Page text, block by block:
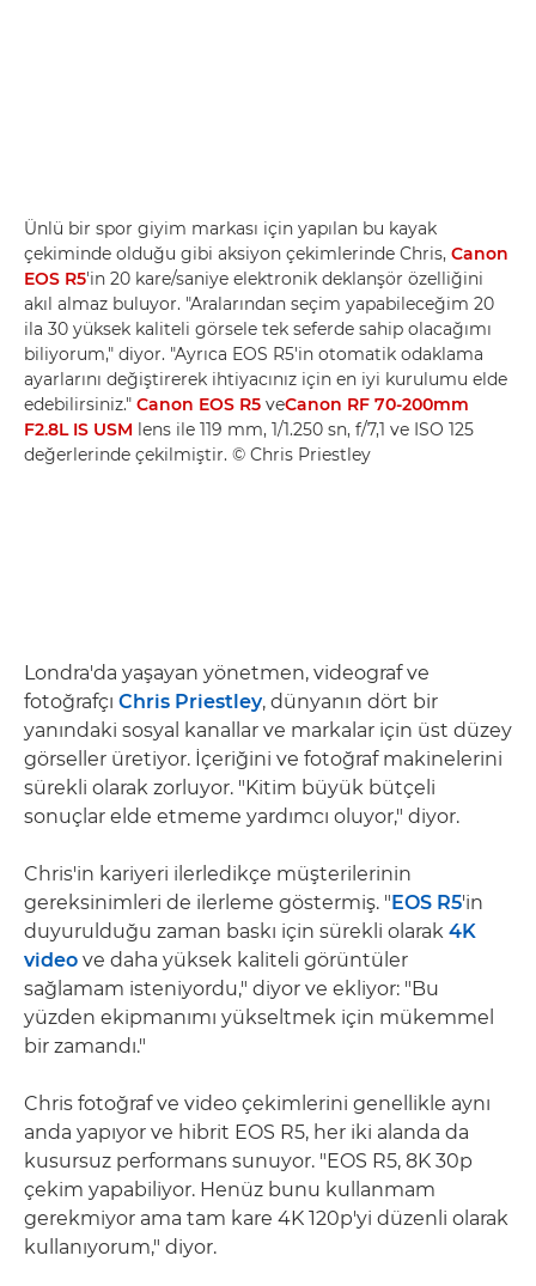
Ünlü bir spor giyim markası için yapılan bu kayak
çekiminde olduğu gibi aksiyon çekimlerinde Chris, Canon
EOS R5'in 20 kare/saniye elektronik deklanşör özelliğini
akıl almaz buluyor. "Aralarından seçim yapabileceğim 20
ila 30 yüksek kaliteli görsele tek seferde sahip olacağımı
biliyorum," diyor. "Ayrıca EOS R5'in otomatik odaklama
ayarlarını değiştirerek ihtiyacınız için en iyi kurulumu elde
edebilirsiniz." Canon EOS R5 veCanon RF 70-200mm
F2.8L IS USM lens ile 119 mm, 1/1.250 sn, f/7,1 ve ISO 125
değerlerinde çekilmiştir. © Chris Priestley
Londra'da yaşayan yönetmen, videograf ve
fotoğrafçı Chris Priestley, dünyanın dört bir
yanındaki sosyal kanallar ve markalar için üst düzey
görseller üretiyor. İçeriğini ve fotoğraf makinelerini
sürekli olarak zorluyor. "Kitim büyük bütçeli
sonuçlar elde etmeme yardımcı oluyor," diyor.
Chris'in kariyeri ilerledikçe müşterilerinin
gereksinimleri de ilerleme göstermiş. "EOS R5'in
duyurulduğu zaman baskı için sürekli olarak 4K
video ve daha yüksek kaliteli görüntüler
sağlamam isteniyordu," diyor ve ekliyor: "Bu
yüzden ekipmanımı yükseltmek için mükemmel
bir zamandı."
Chris fotoğraf ve video çekimlerini genellikle aynı
anda yapıyor ve hibrit EOS R5, her iki alanda da
kusursuz performans sunuyor. "EOS R5, 8K 30p
çekim yapabiliyor. Henüz bunu kullanmam
gerekmiyor ama tam kare 4K 120p'yi düzenli olarak
kullanıyorum," diyor.